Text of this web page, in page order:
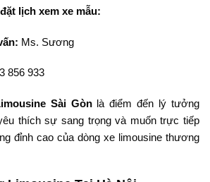
lịch xem xe mẫu:
Ms. Sương
856 933
Sài Gònlà điểm đến lý tưởng
thích sự sang trọng và muốn trực tiếp
đỉnh cao của dòng xe limousine thương